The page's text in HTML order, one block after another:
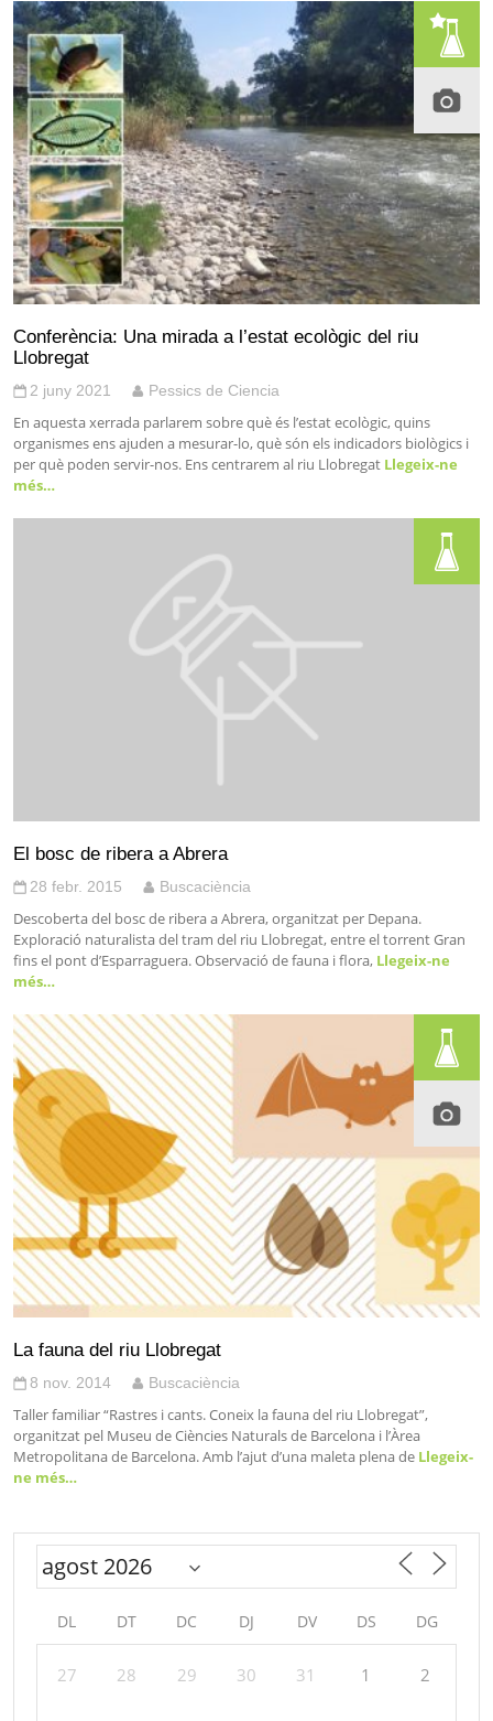
Conferència: Una mirada a l’estat ecològic del riu
Llobregat
2 juny 2021 Pessics de Ciencia
En aquesta xerrada parlarem sobre què és l’estat ecològic, quins
organismes ens ajuden a mesurar-lo, què són els indicadors biològics i
per què poden servir-nos. Ens centrarem al riu Llobregat Llegeix-ne
més…
El bosc de ribera a Abrera
28 febr. 2015 Buscaciència
Descoberta del bosc de ribera a Abrera, organitzat per Depana.
Exploració naturalista del tram del riu Llobregat, entre el torrent Gran
fins el pont d’Esparraguera. Observació de fauna i flora, Llegeix-ne
més…
La fauna del riu Llobregat
8 nov. 2014 Buscaciència
Taller familiar “Rastres i cants. Coneix la fauna del riu Llobregat”,
organitzat pel Museu de Ciències Naturals de Barcelona i l’Àrea
Metropolitana de Barcelona. Amb l’ajut d’una maleta plena de Llegeix-
ne més…
DL DT DC DJ DV DS DG
27 28 29 30 31 1 2